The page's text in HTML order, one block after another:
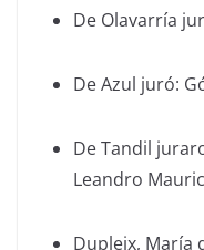
De Olavarría
De Azul juró:
De Tandil
Leandro
Dupleix, María